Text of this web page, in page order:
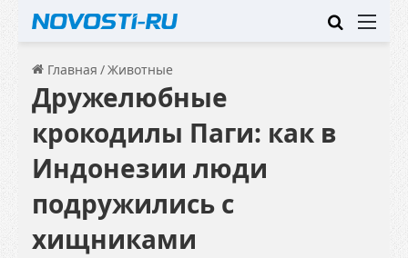
Искать
Главная /Животные
Дружелюбные
крокодилы Паги: как в
Индонезии люди
подружились с
хищниками